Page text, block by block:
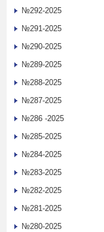
№292-2025
№291-2025
№290-2025
№289-2025
№288-2025
№287-2025
№286 -2025
№285-2025
№284-2025
№283-2025
№282-2025
№281-2025
№280-2025